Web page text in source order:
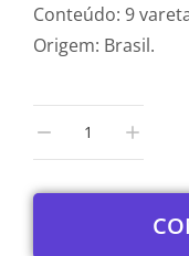
Conteúdo: 9
Origem: Brasil.